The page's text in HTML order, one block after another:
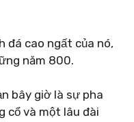
đá cao ngất của nó,
năm 800.
bây giờ là sự pha
cổ và một lâu đài